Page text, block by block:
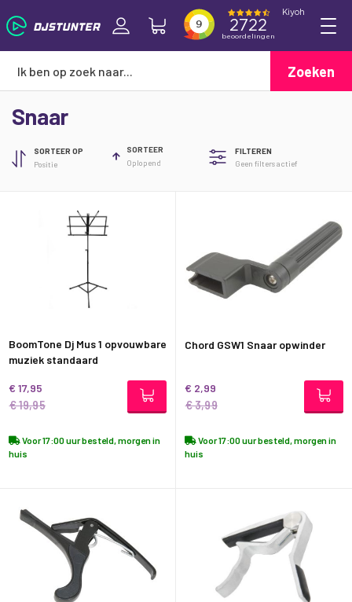
Zoeken
Snaar
SORTEER OP
SORTEER
Oplopend
FILTEREN
Geen filters actief
BoomTone Dj Mus 1 opvouwbare
muziek standaard
€ 17,95
€ 19,95
Voor 17:00 uur besteld, morgen in
huis
Chord GSW1 Snaar opwinder
€ 2,99
€ 3,99
Voor 17:00 uur besteld, morgen in
huis